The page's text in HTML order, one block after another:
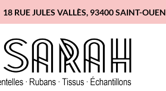
18 RUE JULES VALLÈS, 93400 SAINT-OUEN